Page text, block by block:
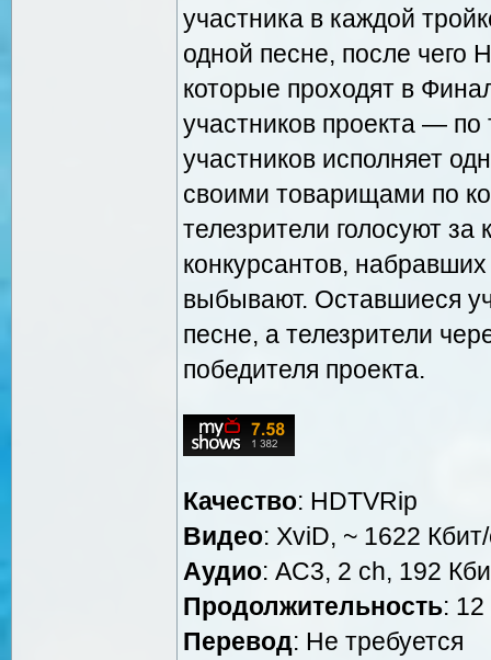
участника в каждой
одной песне, после чего
которые проходят в
участников проекта —
участников исполняет
своими товарищами по
телезрители голосуют
конкурсантов,
выбывают. Оставшиеся
песне, а телезрители
победителя проекта.
Качество: HDTVRip
Видео: XviD, ~ 1622
Аудио: AC3, 2 ch, 192
Продолжительность:
Перевод: Не требуется